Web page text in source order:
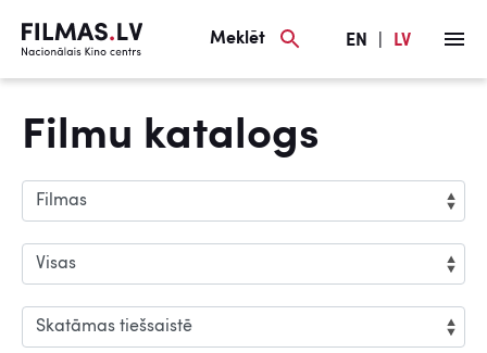
Meklēt EN LV
Filmu katalogs